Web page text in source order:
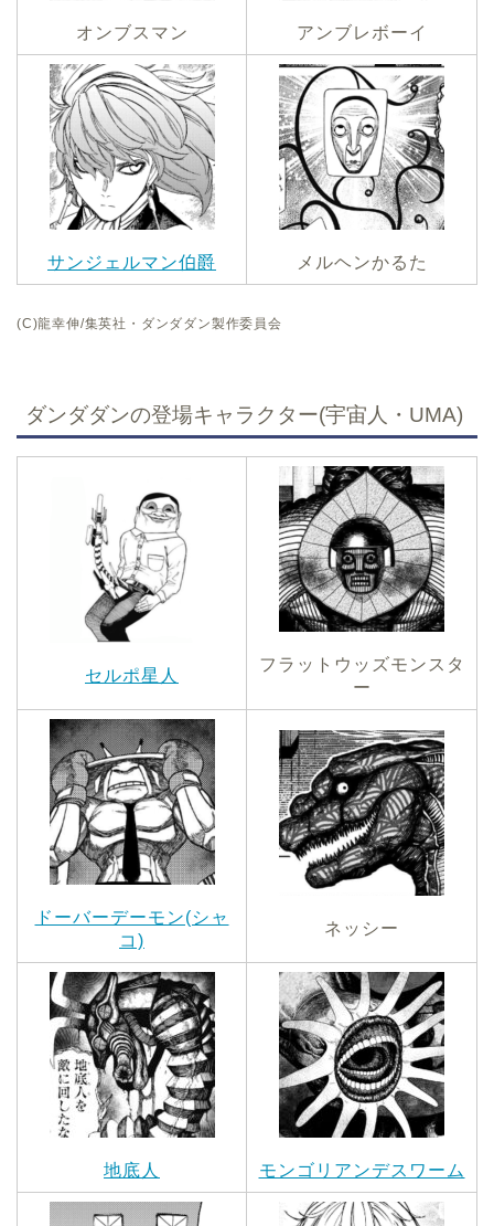
オンブスマン アンブレボーイ
サンジェルマン伯爵 メルヘンかるた
(C)龍幸伸/集英社・ダンダダン製作委員会
ダンダダンの登場キャラクター(宇宙人・UMA)
セルポ星人
フラットウッズモンスタ
ー
ドーバーデーモン(シャ
コ)
ネッシー
地底人 モンゴリアンデスワーム